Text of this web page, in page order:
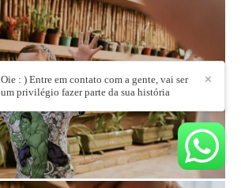
✕
Oie : ) Entre em contato com a gente, vai ser
um privilégio fazer parte da sua história